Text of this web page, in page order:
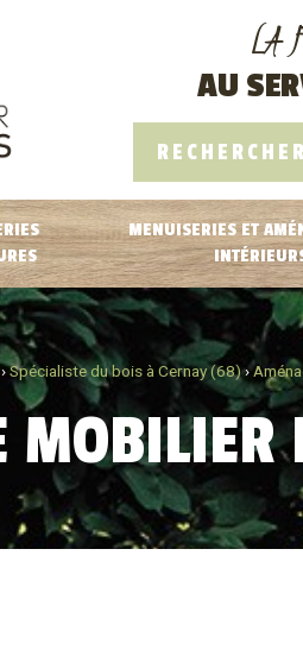
LA
AU
MENUISERIES ET
Spécialiste du bois à Cernay (68)›
MOBILIER